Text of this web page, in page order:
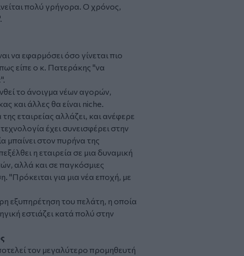
πολύ γρήγορα. Ο χρόνος,
να εφαρμόσει όσο γίνεται πιο
είπε ο κ. Πατεράκης "να
το άνοιγμα νέων αγορών,
και άλλες θα είναι niche.
εταιρείας αλλάζει, και ανέφερε
έχει συνεισφέρει στην
μπαίνει στον πυρήνα της
η εταιρεία σε μια δυναμική
αλλά και σε παγκόσμιες
"Πρόκειται για μια νέα εποχή, με
εξυπηρέτηση του πελάτη, η οποία
εστιάζει κατά πολύ στην
τον μεγαλύτερο προμηθευτή